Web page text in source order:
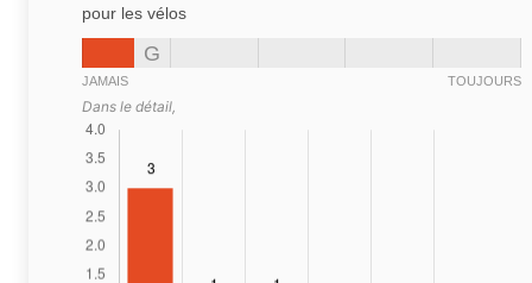
pour les vélos
G
JAMAIS TOUJOURS
Dans le détail,